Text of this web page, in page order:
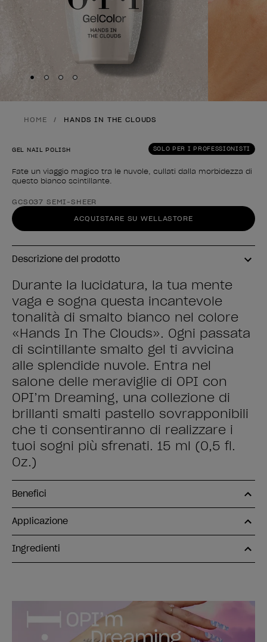
Skip to slide
Skip to slide
Skip to slide 3
Skip to slide
HOME HANDS IN THE CLOUDS
SOLO PER I PROFESSIONISTI
GEL NAIL POLISH
Fate un viaggio magico tra le nuvole, cullati dalla morbidezza di
questo bianco scintillante.
Forma del prodotto
GCS037 SEMI-SHEER
ACQUISTARE SU WELLASTORE
Descrizione del prodotto
Durante la lucidatura, la tua mente
vaga e sogna questa incantevole
tonalità di smalto bianco nel colore
«Hands In The Clouds». Ogni passata
di scintillante smalto gel ti avvicina
alle splendide nuvole. Entra nel
salone delle meraviglie di OPI con
OPI’m Dreaming, una collezione di
brillanti smalti pastello sovrapponibili
che ti consentiranno di realizzare i
tuoi sogni più sfrenati. 15 ml (0,5 fl.
Oz.)
Benefici
Applicazione
Ingredienti